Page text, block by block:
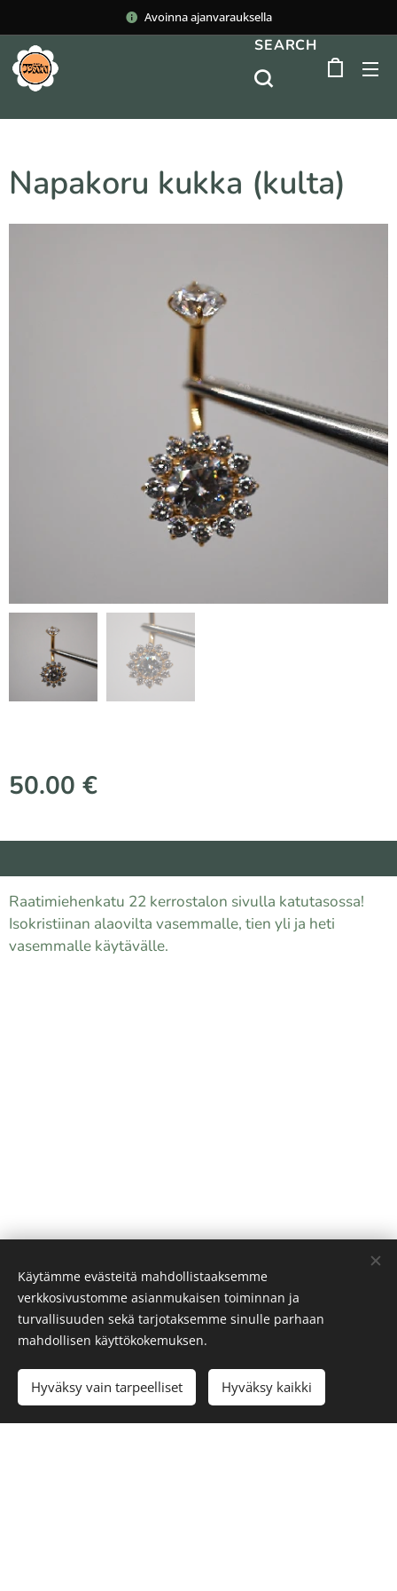
Avoinna ajanvarauksella
SEARCH
Napakoru kukka (kulta)
50.00 €
Add to cart
Raatimiehenkatu 22 kerrostalon sivulla katutasossa!
Isokristiinan alaovilta vasemmalle, tien yli ja heti
vasemmalle käytävälle.
Käytämme evästeitä mahdollistaaksemme
verkkosivustomme asianmukaisen toiminnan ja
turvallisuuden sekä tarjotaksemme sinulle parhaan
mahdollisen käyttökokemuksen.
Hyväksy vain tarpeelliset Hyväksy kaikki